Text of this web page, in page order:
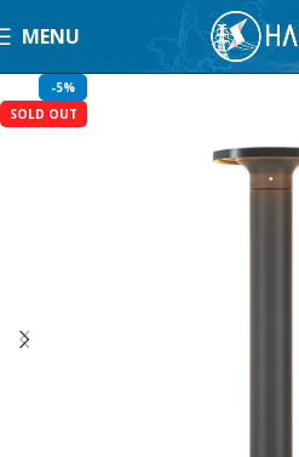
MENU
-5%
SOLD OUT